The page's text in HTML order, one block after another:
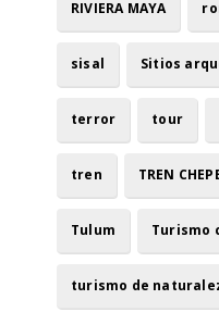
RIVIERA MAYA
sisal Sitios
terror tour
tren TREN
Tulum Turismo
turismo de